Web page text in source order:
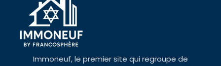
Immoneuf, le premier site qui regroupe de